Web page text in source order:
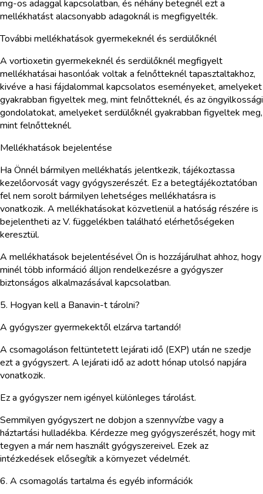
mg-os adaggal kapcsolatban, és néhány betegnél ezt a
mellékhatást alacsonyabb adagoknál is megfigyelték.
További mellékhatások gyermekeknél és serdülőknél
A vortioxetin gyermekeknél és serdülőknél megfigyelt
mellékhatásai hasonlóak voltak a felnőtteknél tapasztaltakhoz,
kivéve a hasi fájdalommal kapcsolatos eseményeket, amelyeket
gyakrabban figyeltek meg, mint felnőtteknél, és az öngyilkossági
gondolatokat, amelyeket serdülőknél gyakrabban figyeltek meg,
mint felnőtteknél.
Mellékhatások bejelentése
Ha Önnél bármilyen mellékhatás jelentkezik, tájékoztassa
kezelőorvosát vagy gyógyszerészét. Ez a betegtájékoztatóban
fel nem sorolt bármilyen lehetséges mellékhatásra is
vonatkozik. A mellékhatásokat közvetlenül a hatóság részére is
bejelentheti az V. függelékben található elérhetőségeken
keresztül.
A mellékhatások bejelentésével Ön is hozzájárulhat ahhoz, hogy
minél több információ álljon rendelkezésre a gyógyszer
biztonságos alkalmazásával kapcsolatban.
5. Hogyan kell a Banavin-t tárolni?
A gyógyszer gyermekektől elzárva tartandó!
A csomagoláson feltüntetett lejárati idő (EXP) után ne szedje
ezt a gyógyszert. A lejárati idő az adott hónap utolsó napjára
vonatkozik.
Ez a gyógyszer nem igényel különleges tárolást.
Semmilyen gyógyszert ne dobjon a szennyvízbe vagy a
háztartási hulladékba. Kérdezze meg gyógyszerészét, hogy mit
tegyen a már nem használt gyógyszereivel. Ezek az
intézkedések elősegítik a környezet védelmét.
6. A csomagolás tartalma és egyéb információk